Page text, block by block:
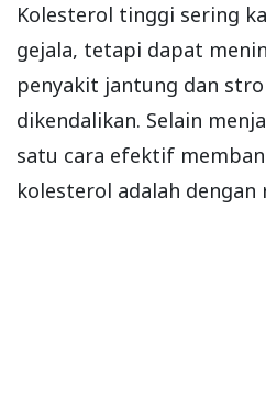
Kolesterol tinggi sering
gejala, tetapi dapat
penyakit jantung dan
dikendalikan. Selain
satu cara efektif
kolesterol adalah